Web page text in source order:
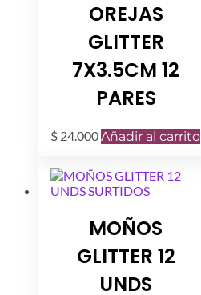
OREJAS
GLITTER
7X3.5CM 12
PARES
$ 24.000Añadir al carrito
MOÑOS
GLITTER 12
UNDS